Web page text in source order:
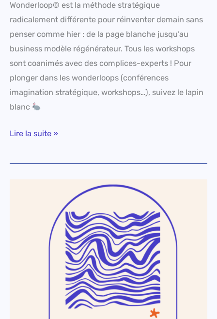
Wonderloop© est la méthode stratégique
radicalement différente pour réinventer demain sans
penser comme hier : de la page blanche jusqu’au
business modèle régénérateur. Tous les workshops
sont coanimés avec des complices-experts ! Pour
plonger dans les wonderloops (conférences
imagination stratégique, workshops…), suivez le lapin
blanc
Lire la suite »